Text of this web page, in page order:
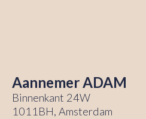
Aannemer ADAM
Binnenkant 24W
1011BH, Amsterdam